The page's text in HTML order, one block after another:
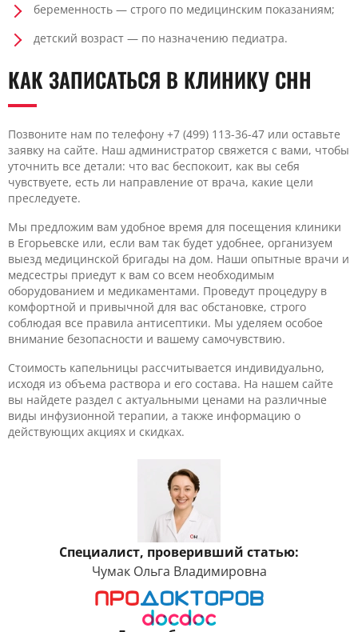
беременность — строго по медицинским показаниям;
детский возраст — по назначению педиатра.
КАК ЗАПИСАТЬСЯ В КЛИНИКУ CHH
Позвоните нам по телефону +7 (499) 113-36-47 или оставьте
заявку на сайте. Наш администратор свяжется с вами, чтобы
уточнить все детали: что вас беспокоит, как вы себя
чувствуете, есть ли направление от врача, какие цели
преследуете.
Мы предложим вам удобное время для посещения клиники
в Егорьевске или, если вам так будет удобнее, организуем
выезд медицинской бригады на дом. Наши опытные врачи и
медсестры приедут к вам со всем необходимым
оборудованием и медикаментами. Проведут процедуру в
комфортной и привычной для вас обстановке, строго
соблюдая все правила антисептики. Мы уделяем особое
внимание безопасности и вашему самочувствию.
Стоимость капельницы рассчитывается индивидуально,
исходя из объема раствора и его состава. На нашем сайте
вы найдете раздел с актуальными ценами на различные
виды инфузионной терапии, а также информацию о
действующих акциях и скидках.
Специалист, проверивший статью:
Чумак Ольга Владимировна